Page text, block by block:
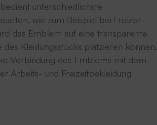
unterschiedlichste
wie zum Beispiel bei Freizeit-
das Emblem auf eine transparente
Kleidungsstücks platzieren können.
Verbindung des Emblems mit dem
Arbeits- und Freizeitbekleidung